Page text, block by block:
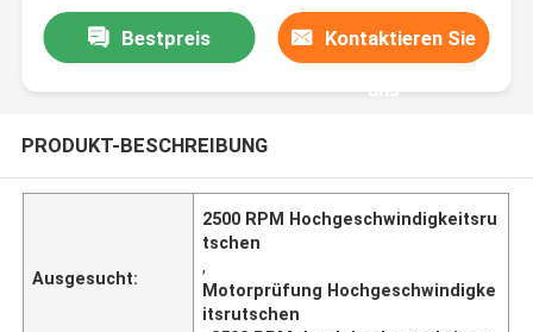
Bestpreis Kontaktieren Sie
uns
PRODUKT-BESCHREIBUNG
Ausgesucht:
2500 RPM Hochgeschwindigkeitsru
tschen
,
Motorprüfung Hochgeschwindigke
itsrutschen